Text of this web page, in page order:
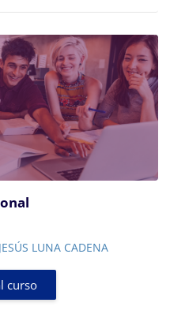
LUNA CADENA
curso